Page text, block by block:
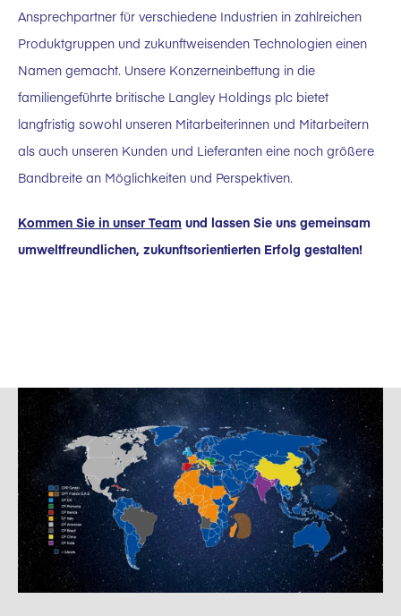
Ansprechpartner für verschiedene Industrien in zahlreichen
Produktgruppen und zukunftweisenden Technologien einen
Namen gemacht. Unsere Konzerneinbettung in die
familiengeführte britische Langley Holdings plc bietet
langfristig sowohl unseren Mitarbeiterinnen und Mitarbeitern
als auch unseren Kunden und Lieferanten eine noch größere
Bandbreite an Möglichkeiten und Perspektiven.
Kommen Sie in unser Team und lassen Sie uns gemeinsam
umweltfreundlichen, zukunftsorientierten Erfolg gestalten!